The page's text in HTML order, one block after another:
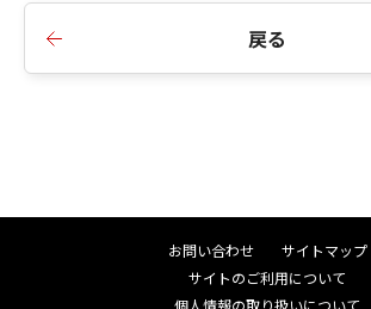
1.インストーラーのダイアログ背景画
を変更しました。
5.イメージモード印刷時にオートカラ
戻る
お問い合わせ
サイトマップ
サイトのご利用について
個人情報の取り扱いについて